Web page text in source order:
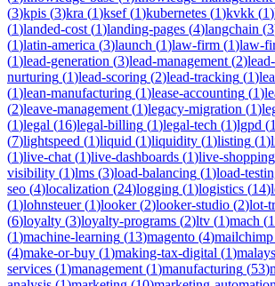
(3)kpis (3)kra (1)ksef(1)kubernetes (1)kvkk (1)
(1)landed-cost (1)landing-pages (4)langchain (3
(1)latin-america (3)launch (1)law-firm (1)law-
(1)lead-generation (3)lead-management (2)
nurturing (1)lead-scoring (2)lead-tracking (1)
(1)lean-manufacturing (1)lease-accounting (1)
(2)leave-management (1)legacy-migration (1)
(1)legal (16)legal-billing (1)legal-tech (1)lgpd (1
(7)lightspeed (1)liquid (1)liquidity (1)listing (1)
(1)live-chat (1)live-dashboards (1)live-shopping
visibility (1)lms (3)load-balancing (1)load-
seo (4)localization (24)logging (1)logistics (14)
(1)lohnsteuer(1)looker(2)looker-studio (2)lot-
(6)loyalty (3)loyalty-programs (2)ltv (1)mach (1
(1)machine-learning (13)magento (4)mailchimp
(4)make-or-buy (1)making-tax-digital (1)
services (1)management (1)manufacturing (53)